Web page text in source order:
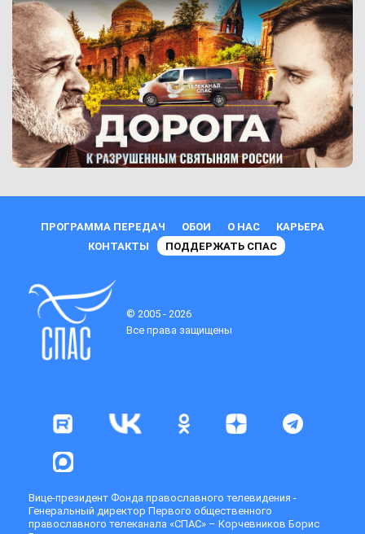
ПРОГРАММА ПЕРЕДАЧ ОБОИ О НАС
КАРЬЕРА
КОНТАКТЫ
ПОДДЕРЖАТЬ СПАС
© 2005 - 2026
Все права защищены
Вице-президент Фонда православного телевидения -
Генеральный директор Первого общественного
православного телеканала «СПАС» – Корчевников Борис